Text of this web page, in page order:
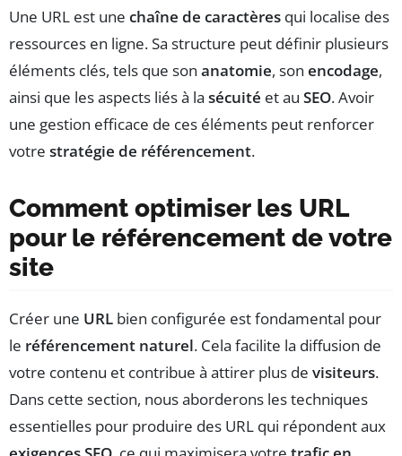
Une URL est une chaîne de caractères qui localise des
ressources en ligne. Sa structure peut définir plusieurs
éléments clés, tels que son anatomie, son encodage,
ainsi que les aspects liés à la sécuité et au SEO. Avoir
une gestion efficace de ces éléments peut renforcer
votre stratégie de référencement.
Comment optimiser les URL
pour le référencement de votre
site
Créer une URL bien configurée est fondamental pour
le référencement naturel. Cela facilite la diffusion de
votre contenu et contribue à attirer plus de visiteurs.
Dans cette section, nous aborderons les techniques
essentielles pour produire des URL qui répondent aux